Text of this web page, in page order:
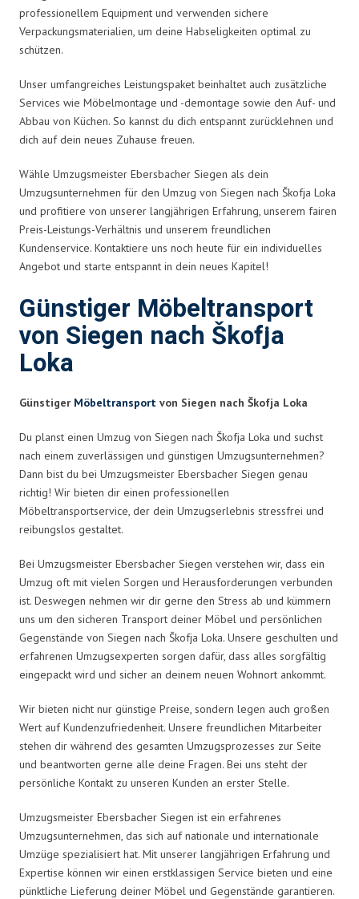
professionellem Equipment und verwenden sichere
Verpackungsmaterialien, um deine Habseligkeiten optimal zu
schützen.
Unser umfangreiches Leistungspaket beinhaltet auch zusätzliche
Services wie Möbelmontage und -demontage sowie den Auf- und
Abbau von Küchen. So kannst du dich entspannt zurücklehnen und
dich auf dein neues Zuhause freuen.
Wähle Umzugsmeister Ebersbacher Siegen als dein
Umzugsunternehmen für den Umzug von Siegen nach Škofja Loka
und profitiere von unserer langjährigen Erfahrung, unserem fairen
Preis-Leistungs-Verhältnis und unserem freundlichen
Kundenservice. Kontaktiere uns noch heute für ein individuelles
Angebot und starte entspannt in dein neues Kapitel!
Günstiger Möbeltransport
von Siegen nach Škofja
Loka
Günstiger Möbeltransport von Siegen nach Škofja Loka
Du planst einen Umzug von Siegen nach Škofja Loka und suchst
nach einem zuverlässigen und günstigen Umzugsunternehmen?
Dann bist du bei Umzugsmeister Ebersbacher Siegen genau
richtig! Wir bieten dir einen professionellen
Möbeltransportservice, der dein Umzugserlebnis stressfrei und
reibungslos gestaltet.
Bei Umzugsmeister Ebersbacher Siegen verstehen wir, dass ein
Umzug oft mit vielen Sorgen und Herausforderungen verbunden
ist. Deswegen nehmen wir dir gerne den Stress ab und kümmern
uns um den sicheren Transport deiner Möbel und persönlichen
Gegenstände von Siegen nach Škofja Loka. Unsere geschulten und
erfahrenen Umzugsexperten sorgen dafür, dass alles sorgfältig
eingepackt wird und sicher an deinem neuen Wohnort ankommt.
Wir bieten nicht nur günstige Preise, sondern legen auch großen
Wert auf Kundenzufriedenheit. Unsere freundlichen Mitarbeiter
stehen dir während des gesamten Umzugsprozesses zur Seite
und beantworten gerne alle deine Fragen. Bei uns steht der
persönliche Kontakt zu unseren Kunden an erster Stelle.
Umzugsmeister Ebersbacher Siegen ist ein erfahrenes
Umzugsunternehmen, das sich auf nationale und internationale
Umzüge spezialisiert hat. Mit unserer langjährigen Erfahrung und
Expertise können wir einen erstklassigen Service bieten und eine
pünktliche Lieferung deiner Möbel und Gegenstände garantieren.